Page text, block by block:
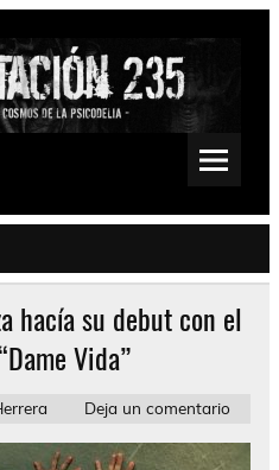
Sludge, Fuzz, Space, Drone
hacía su debut con el
Vida”
Deja un comentario